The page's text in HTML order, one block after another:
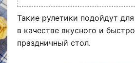
Такие рулетики подойдут
в качестве вкусного и
праздничный стол.